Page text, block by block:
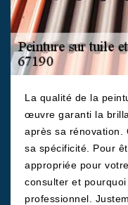
La qualité de la
œuvre garanti la
après sa rénovation.
sa spécificité. Pour
appropriée pour
consulter et
professionnel.